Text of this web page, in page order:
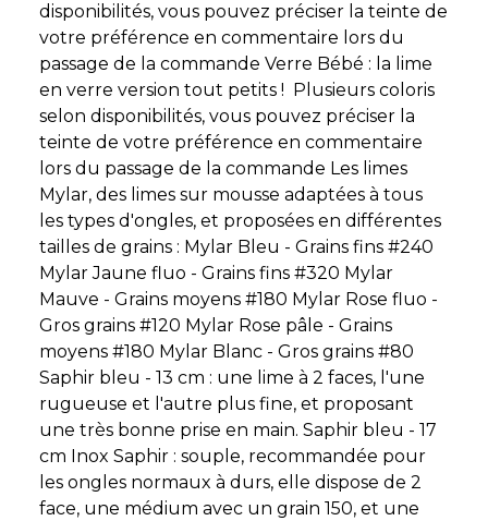
disponibilités, vous pouvez préciser la teinte de
votre préférence en commentaire lors du
passage de la commande Verre Bébé : la lime
en verre version tout petits ! Plusieurs coloris
selon disponibilités, vous pouvez préciser la
teinte de votre préférence en commentaire
lors du passage de la commande Les limes
Mylar, des limes sur mousse adaptées à tous
les types d'ongles, et proposées en différentes
tailles de grains : Mylar Bleu - Grains fins #240
Mylar Jaune fluo - Grains fins #320 Mylar
Mauve - Grains moyens #180 Mylar Rose fluo -
Gros grains #120 Mylar Rose pâle - Grains
moyens #180 Mylar Blanc - Gros grains #80
Saphir bleu - 13 cm : une lime à 2 faces, l'une
rugueuse et l'autre plus fine, et proposant
une très bonne prise en main. Saphir bleu - 17
cm Inox Saphir : souple, recommandée pour
les ongles normaux à durs, elle dispose de 2
face, une médium avec un grain 150, et une